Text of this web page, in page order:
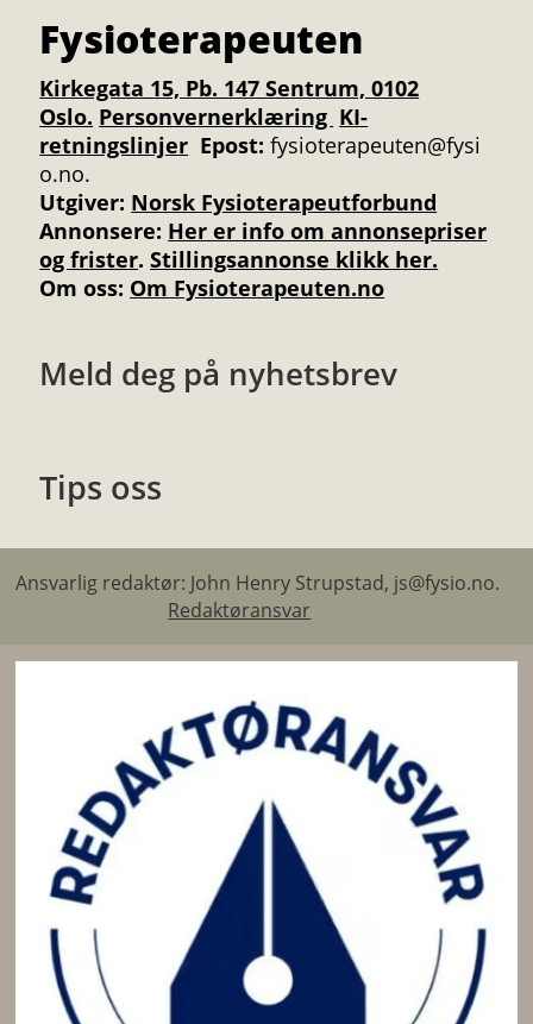
Fysioterapeuten
Kirkegata 15, Pb. 147 Sentrum, 0102
Oslo. Personvernerklæring KI-
retningslinjer Epost: fysioterapeuten@fysi
o.no.
Utgiver: Norsk Fysioterapeutforbund
Annonsere: Her er info om annonsepriser
og frister.Stillingsannonse klikk her.
Om oss: Om Fysioterapeuten.no
Meld deg på nyhetsbrev
Tips oss
Ansvarlig redaktør: John Henry Strupstad, js@fysio.no.
Redaktøransvar